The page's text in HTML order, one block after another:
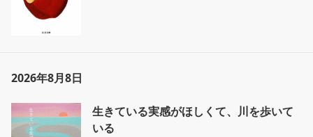
2026年8月8日
生きている実感がほしくて、川を歩いて
いる